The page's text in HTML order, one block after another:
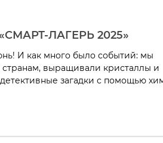
ЛАГЕРЬ 2025»
И как много было событий: мы
странам, выращивали кристаллы и
загадки с помощью